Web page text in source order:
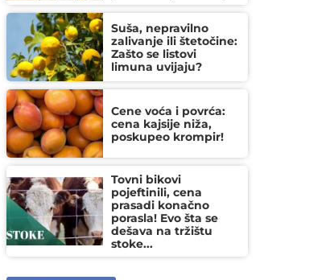
Suša, nepravilno
zalivanje ili štetočine:
Zašto se listovi
limuna uvijaju?
Cene voća i povrća:
cena kajsije niža,
poskupeo krompir!
Tovni bikovi
pojeftinili, cena
prasadi konačno
porasla! Evo šta se
dešava na tržištu
stoke...